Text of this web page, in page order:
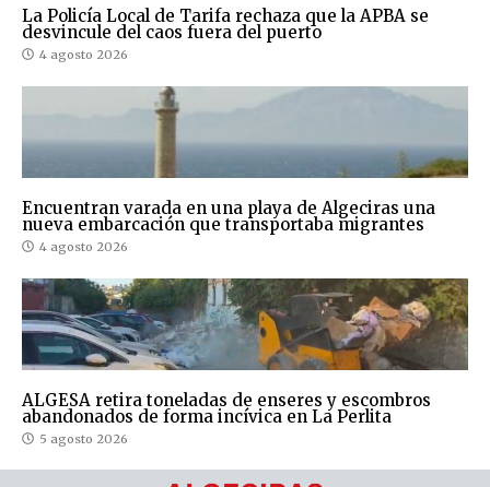
La Policía Local de Tarifa rechaza que la APBA se
desvincule del caos fuera del puerto
4 agosto 2026
Encuentran varada en una playa de Algeciras una
nueva embarcación que transportaba migrantes
4 agosto 2026
ALGESA retira toneladas de enseres y escombros
abandonados de forma incívica en La Perlita
5 agosto 2026